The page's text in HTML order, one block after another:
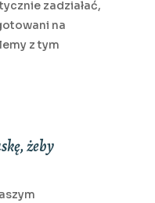
zadziałać,
na
z tym
żeby